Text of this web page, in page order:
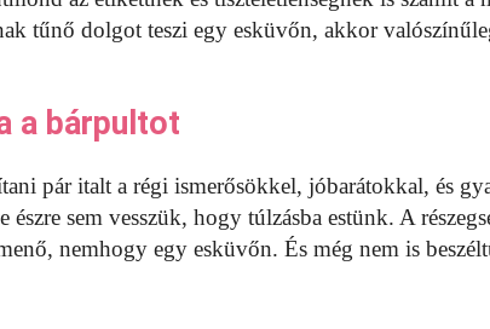
tűnő dolgot teszi egy esküvőn, akkor
a bárpultot
pár italt a régi ismerősökkel, jóbarátokkal, és
észre sem vesszük, hogy túlzásba estünk. A
nemhogy egy esküvőn. És még nem is